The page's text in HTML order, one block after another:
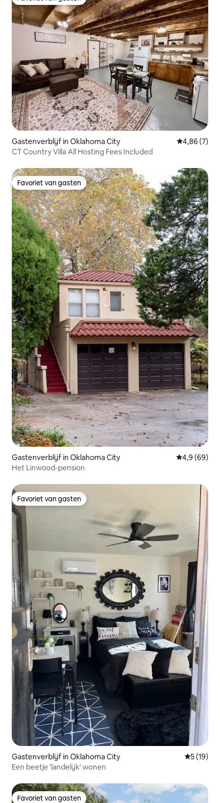
Favoriet van gasten
Gastenverblijf in Oklahoma City Gemiddelde
4,86 (7)
CT Country Villa All Hosting Fees Included
Favoriet van gasten
Favoriet van gasten
Gastenverblijf in Oklahoma City Gemiddelde
4,9 (69)
Het Linwood-pension
Favoriet van gasten
Favoriet van gasten
Gastenverblijf in Oklahoma City
5 (19)
Een beetje 'landelijk' wonen
Favoriet van gasten